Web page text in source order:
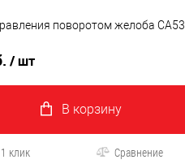
поворотом желоба CA53
/ шт
В корзину
клик Сравнение